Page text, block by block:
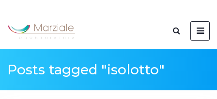
Posts tagged "isolotto"